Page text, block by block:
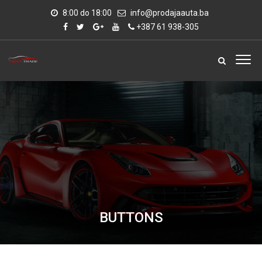
8:00 do 18:00
info@prodajaauta.ba
+387 61 938-305
BUTTONS